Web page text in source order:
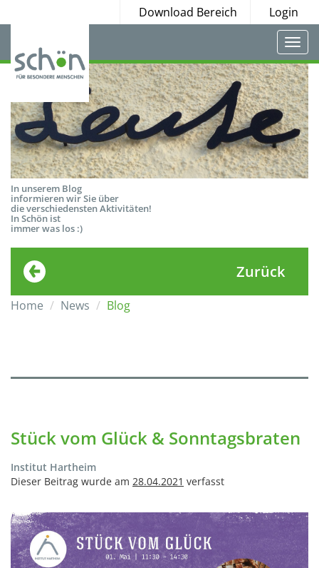
Download Bereich Login
In unserem Blog
informieren wir Sie über
die verschiedensten Aktivitäten!
In Schön ist
immer was los :)
Zurück
Home News Blog
Stück vom Glück & Sonntagsbraten
Institut Hartheim
Dieser Beitrag wurde am 28.04.2021 verfasst